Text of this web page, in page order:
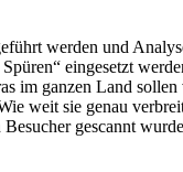
werden und
eingesetzt
im ganzen Land
weit sie genau
gescannt